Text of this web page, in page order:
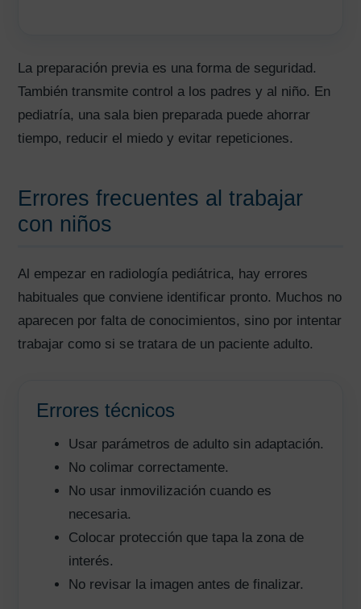
La preparación previa es una forma de seguridad.
También transmite control a los padres y al niño. En
pediatría, una sala bien preparada puede ahorrar
tiempo, reducir el miedo y evitar repeticiones.
Errores frecuentes al trabajar
con niños
Al empezar en radiología pediátrica, hay errores
habituales que conviene identificar pronto. Muchos no
aparecen por falta de conocimientos, sino por intentar
trabajar como si se tratara de un paciente adulto.
Errores técnicos
Usar parámetros de adulto sin adaptación.
No colimar correctamente.
No usar inmovilización cuando es
necesaria.
Colocar protección que tapa la zona de
interés.
No revisar la imagen antes de finalizar.